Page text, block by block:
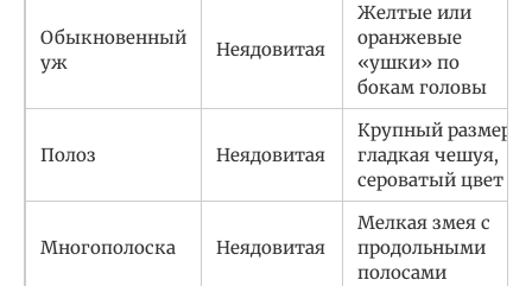
Обыкновенный
уж
Неядовитая
Желтые или
оранжевые
«ушки» по
бокам головы
Полоз Неядовитая
Крупный размер,
гладкая чешуя,
сероватый цвет
Многополоска Неядовитая
Мелкая змея с
продольными
полосами